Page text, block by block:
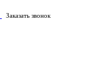
Заказать звонок